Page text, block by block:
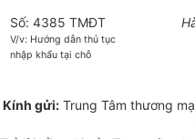
Số: 4385 TMĐT
V/v: Hướng dẫn thủ tục
nhập khẩu tại chỗ
Kính gửi: Trung Tâm thương